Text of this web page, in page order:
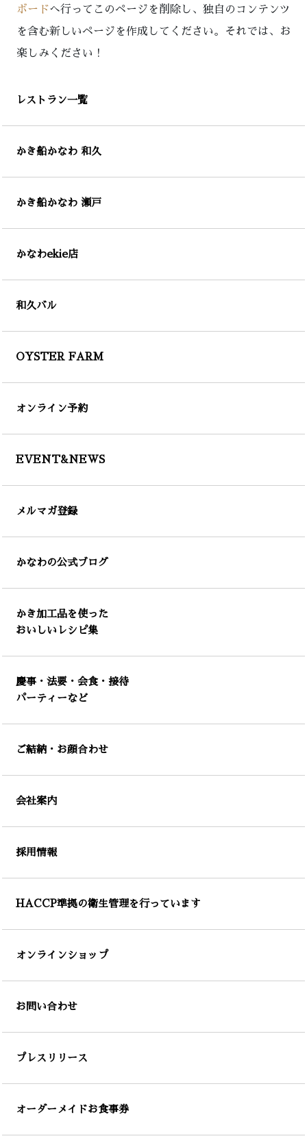
ボードへ行ってこのページを削除し、独自のコンテンツ
を含む新しいページを作成してください。それでは、お
楽しみください !
レストラン一覧
かき船かなわ 和久
かき船かなわ 瀬戸
かなわekie店
和久バル
OYSTER FARM
オンライン予約
EVENT&NEWS
メルマガ登録
かなわの公式ブログ
かき加工品を使った
おいしいレシピ集
慶事・法要・会食・接待
パーティーなど
ご結納・お顔合わせ
会社案内
採用情報
HACCP準拠の衛生管理を行っています
オンラインショップ
お問い合わせ
プレスリリース
オーダーメイドお食事券